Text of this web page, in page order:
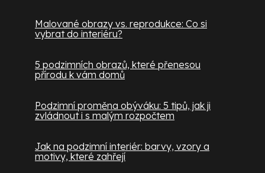
Malované obrazy vs. reprodukce: Co si
vybrat do interiéru?
5 podzimních obrazů, které přenesou
přírodu k vám domů
Podzimní proměna obýváku: 5 tipů, jak ji
zvládnout i s malým rozpočtem
Jak na podzimní interiér: barvy, vzory a
motivy, které zahřejí